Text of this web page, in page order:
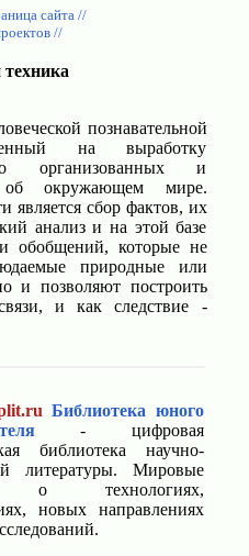
сайта //
//
познавательной
на выработку
организованных и
об окружающем мире.
является сбор фактов, их
анализ и на этой базе
обобщений, которые не
природные или
и позволяют построить
и как следствие -
Библиотека юного
- цифровая
библиотека научно-
литературы. Мировые
о технологиях,
новых направлениях